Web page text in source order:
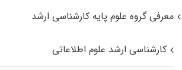
معرفی گروه علوم پایه کارشناسی ارشد
کارشناسی ارشد علوم اطلاعاتی